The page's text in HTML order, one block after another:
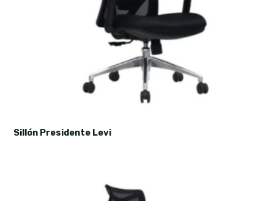
Sillón Presidente Levi